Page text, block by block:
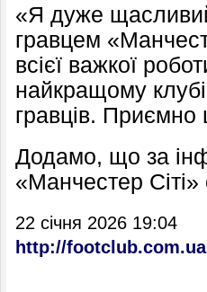
«Я дуже
гравцем
всієї важкої
найкращому
гравців.
Додамо, що за
«Манчестер
22 січня 2026 19:04
http://footclub.com.ua